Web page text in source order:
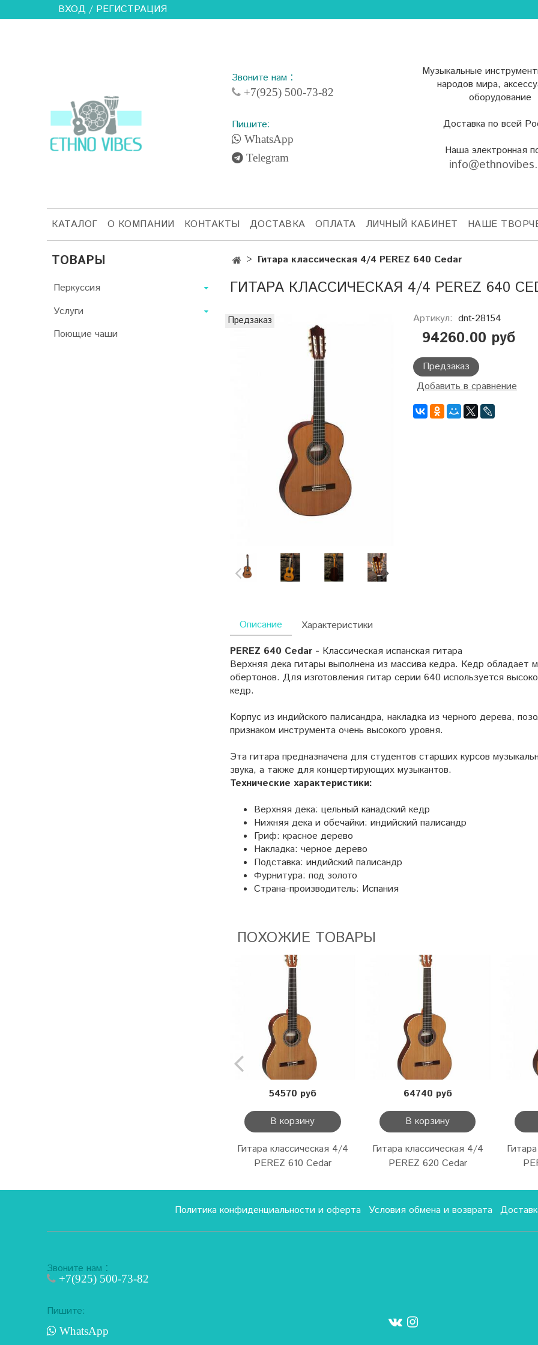
ВХОД / РЕГИСТРАЦИЯ
Звоните нам :
+7(925) 500-73-82
Пишите:
WhatsApp
Telegram
Музыкальные
народов мира,
оборудование
Доставка по всей
Наша электронная
КАТАЛОГ О КОМПАНИИ КОНТАКТЫ ДОСТАВКА ОПЛАТА ЛИЧНЫЙ КАБИНЕТ НАШЕ
Гитара классическая 4/4 PEREZ 640 Cedar
ГИТАРА КЛАССИЧЕСКАЯ 4/4 PEREZ 640
Предзаказ Артикул: dnt-28154
94260.00 руб
Предзаказ
Добавить в сравнение
Описание
PEREZ 640 Cedar - Классическая испанская гитара
Верхняя дека гитары выполнена из массива кедра. Кедр обладает
обертонов. Для изготовления гитар серии 640 используется
кедр.
Корпус из индийского палисандра, накладка из черного дерева,
признаком инструмента очень высокого уровня.
Эта гитара предназначена для студентов старших курсов
звука, а также для концертирующих музыкантов.
Технические характеристики:
Верхняя дека: цельный канадский кедр
Нижняя дека и обечайки: индийский палисандр
Гриф: красное дерево
Накладка: черное дерево
Подставка: индийский палисандр
Фурнитура: под золото
Страна-производитель: Испания
Характеристики
ПОХОЖИЕ ТОВАРЫ
54570 руб
В корзину
Гитара классическая 4/4
PEREZ 610 Cedar
64740 руб
В корзину
Гитара классическая 4/4
PEREZ 620 Cedar
ТОВАРЫ
Перкуссия
Услуги
Поющие чаши
Политика конфиденциальности и оферта Условия обмена и возврата
Звоните нам :
+7(925) 500-73-82
Пишите:
WhatsApp